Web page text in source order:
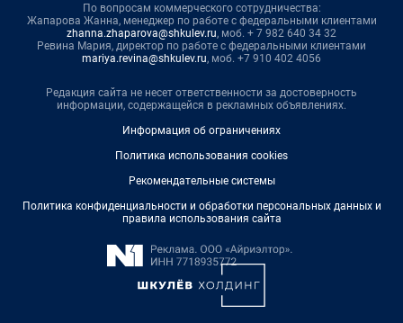
По вопросам коммерческого сотрудничества:
Жапарова Жанна, менеджер по работе с федеральными клиентами
zhanna.zhaparova@shkulev.ru, моб. + 7 982 640 34 32
Ревина Мария, директор по работе с федеральными клиентами
mariya.revina@shkulev.ru, моб. +7 910 402 4056
Редакция сайта не несет ответственности за достоверность
информации, содержащейся в рекламных объявлениях.
Информация об ограничениях
Политика использования cookies
Рекомендательные системы
Политика конфиденциальности и обработки персональных данных и
правила использования сайта